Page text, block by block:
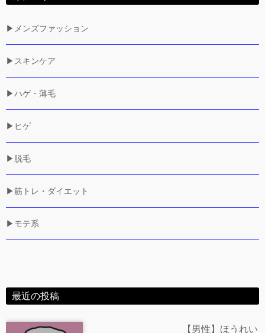
▶メンズファッション
▶スキンケア
▶ハゲ・薄毛
▶ヒゲ
▶脱毛
▶筋トレ・ダイエット
▶モテ系
最近の投稿
【男性】ほうれい